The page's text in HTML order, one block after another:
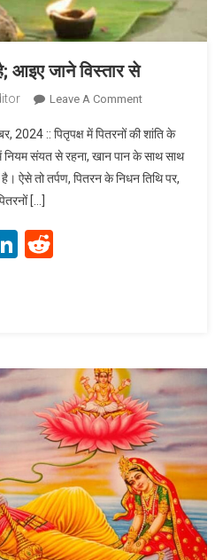
आइए जाने विस्तार से
Leave A CommentOn पितृपक्ष 02
आइए जाने
विस्तार से
2024 :: पितृपक्ष में पितरनों की शांति के
नियम संयत से रहना, खान पान के साथ साथ
ऐसे तो तर्पण, पितरन के निधन तिथि पर,
[…]
LinkedIn